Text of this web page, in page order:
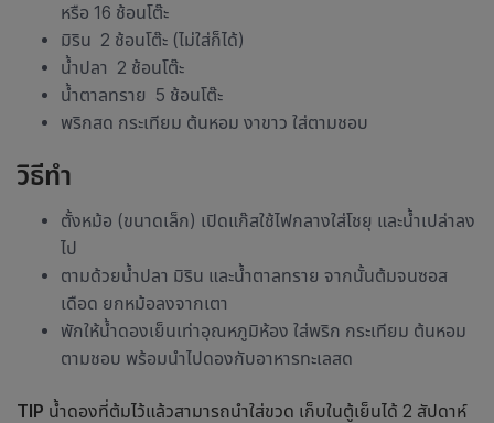
หรือ 16 ช้อนโต๊ะ
มิริน 2 ช้อนโต๊ะ (ไม่ใส่ก็ได้)
น้ำปลา 2 ช้อนโต๊ะ
น้ำตาลทราย 5 ช้อนโต๊ะ
พริกสด กระเทียม ต้นหอม งาขาว ใส่ตามชอบ
วิธีทำ
ตั้งหม้อ (ขนาดเล็ก) เปิดแก๊สใช้ไฟกลางใส่โชยุ และน้ำเปล่าลง
ไป
ตามด้วยน้ำปลา มิริน และน้ำตาลทราย จากนั้นต้มจนซอส
เดือด ยกหม้อลงจากเตา
พักให้น้ำดองเย็นเท่าอุณหภูมิห้อง ใส่พริก กระเทียม ต้นหอม
ตามชอบ พร้อมนำไปดองกับอาหารทะเลสด
TIP น้ำดองที่ต้มไว้แล้วสามารถนำใส่ขวด เก็บในตู้เย็นได้ 2 สัปดาห์